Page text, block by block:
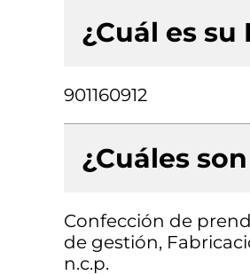
¿Cuál es su
901160912
¿Cuáles
Confección de
de gestión,
n.c.p.